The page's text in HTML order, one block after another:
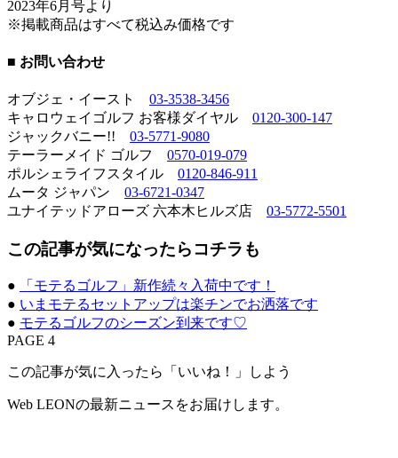
2023年6月号より
※掲載商品はすべて税込み価格です
■ お問い合わせ
オブジェ・イースト 03-3538-3456
キャロウェイゴルフ お客様ダイヤル 0120-300-147
ジャックバニー!! 03-5771-9080
テーラーメイド ゴルフ 0570-019-079
ポルシェライフスタイル 0120-846-911
ムータ ジャパン 03-6721-0347
ユナイテッドアローズ 六本木ヒルズ店 03-5772-5501
この記事が気になったらコチラも
●
「モテるゴルフ」新作続々入荷中です！
● いまモテるセットアップは楽チンでお洒落です
● モテるゴルフのシーズン到来です♡
PAGE 4
この記事が気に入ったら「いいね！」しよう
Web LEONの最新ニュースをお届けします。